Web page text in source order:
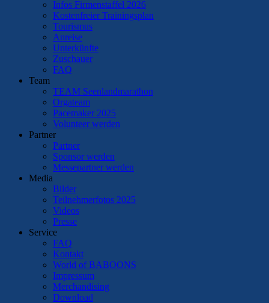
Infos Firmenstaffel 2026
Kostenfreier Trainingsplan
Tourismus
Anreise
Unterkünfte
Zuschauer
FAQ
Team
TEAM Seenlandmarathon
Orgateam
Pacemaker 2025
Volunteer werden
Partner
Partner
Sponsor werden
Messepartner werden
Media
Bilder
Teilnehmerfotos 2025
Videos
Presse
Service
FAQ
Kontakt
World of BABOONS
Impressum
Merchandising
Download